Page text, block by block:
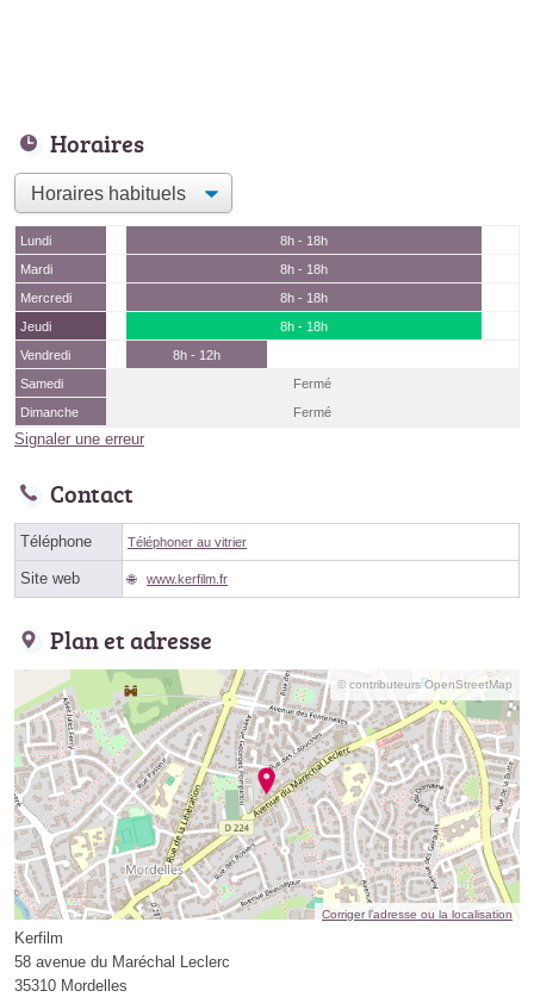
Horaires
Lundi
8h - 18h
Mardi
8h - 18h
Mercredi
8h - 18h
Jeudi
8h - 18h
Vendredi
8h - 12h
Samedi
Fermé
Dimanche
Fermé
Signaler une erreur
Contact
Téléphone Téléphoner au vitrier
Site web www.kerfilm.fr
Plan et adresse
© contributeurs OpenStreetMap
Corriger l’adresse ou la localisation
Kerfilm
58 avenue du Maréchal Leclerc
35310 Mordelles